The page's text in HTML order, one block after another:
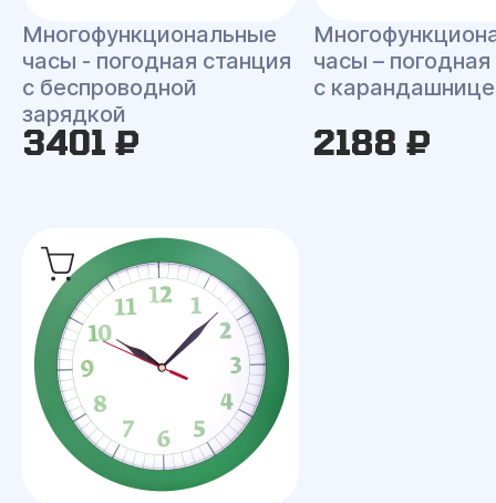
Многофункциональные
часы - погодная станция
с беспроводной
зарядкой
3401 ₽
часы –
с
2188 ₽